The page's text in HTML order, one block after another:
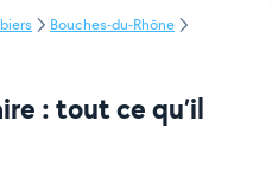
Bouches-du-Rhône
: tout ce qu’il